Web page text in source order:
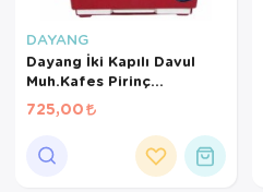
DAYANG
Dayang İki Kapılı Davul
Muh.Kafes Pirinç
30X23X39
725,00